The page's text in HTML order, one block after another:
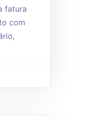
fatura
com